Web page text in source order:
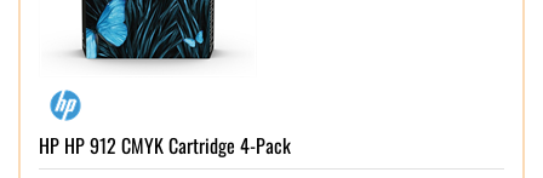
HP HP 912 CMYK Cartridge 4-Pack